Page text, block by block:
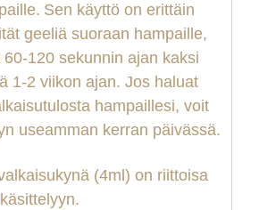
e. Sen käyttö on erittäin
t geeliä suoraan hampaille,
120 sekunnin ajan kaksi
1-2 viikon ajan. Jos haluat
hampaillesi, voit
useamman kerran päivässä.
(4ml) on riittoisa